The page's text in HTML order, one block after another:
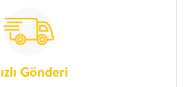
Gönderi